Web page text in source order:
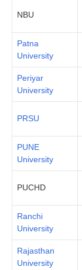
NBU
Patna
University
Periyar
University
PRSU
PUNE
University
PUCHD
Ranchi
University
Rajasthan
University